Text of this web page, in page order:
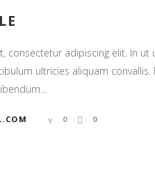
consectetur adipiscing elit. In
ultricies aliquam
0 0